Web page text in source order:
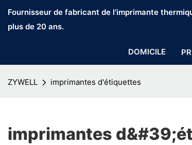
Fournisseur de fabricant de l'imprimante
plus de 20 ans.
DOMICILE
ZYWELL imprimantes d'étiquettes
imprimantes